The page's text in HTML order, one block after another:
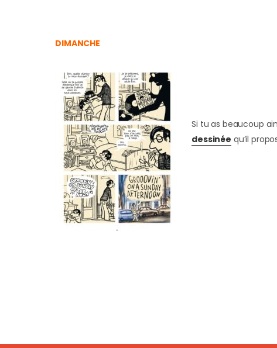
DIMANCHE
Si tu as beaucoup
dessinée qu’il